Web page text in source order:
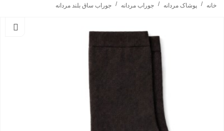
خانه / پوشاک مردانه / جوراب مردانه / جوراب ساق بلند مردانه